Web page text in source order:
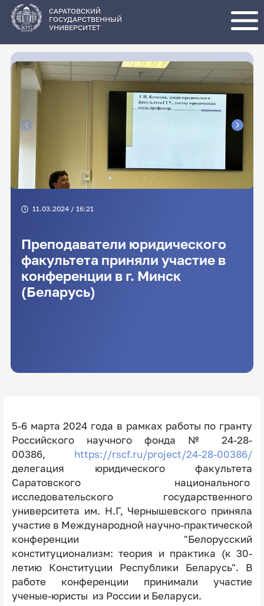
основному
содержанию
САРАТОВСКИЙ
ГОСУДАРСТВЕННЫЙ
УНИВЕРСИТЕТ
11.03.2024 / 16:21
Преподаватели юридического
факультета приняли участие в
конференции в г. Минск
(Беларусь)
5-6 марта 2024 года в рамках работы по гранту
Российского научного фонда № 24-28-
00386, https://rscf.ru/project/24-28-00386/
делегация юридического факультета
Саратовского национального
исследовательского государственного
университета им. Н.Г, Чернышевского приняла
участие в Международной научно-практической
конференции "Белорусский
конституционализм: теория и практика (к 30-
летию Конституции Республики Беларусь". В
работе конференции принимали участие
ученые-юристы из России и Беларуси.